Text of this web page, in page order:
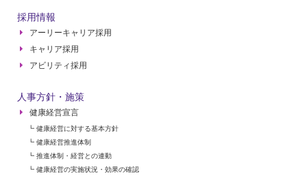
採用情報
アーリーキャリア採用
キャリア採用
アビリティ採用
人事方針・施策
健康経営宣言
┗ 健康経営に対する基本方針
┗ 健康経営推進体制
┗ 推進体制・経営との連動
┗ 健康経営の実施状況・効果の確認